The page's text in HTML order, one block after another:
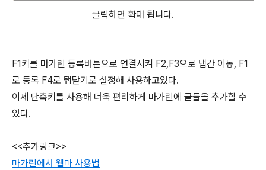
클릭하면 확대 됩니다.
F1키를 마가린 등록버튼으로 연결시켜 F2,F3으로 탭간 이동, F1
로 등록 F4로 탭닫기로 설정해 사용하고있다.
이제 단축키를 사용해 더욱 편리하게 마가린에 글들을 추가할 수
있다.
<<추가링크>>
마가린에서 웹마 사용법